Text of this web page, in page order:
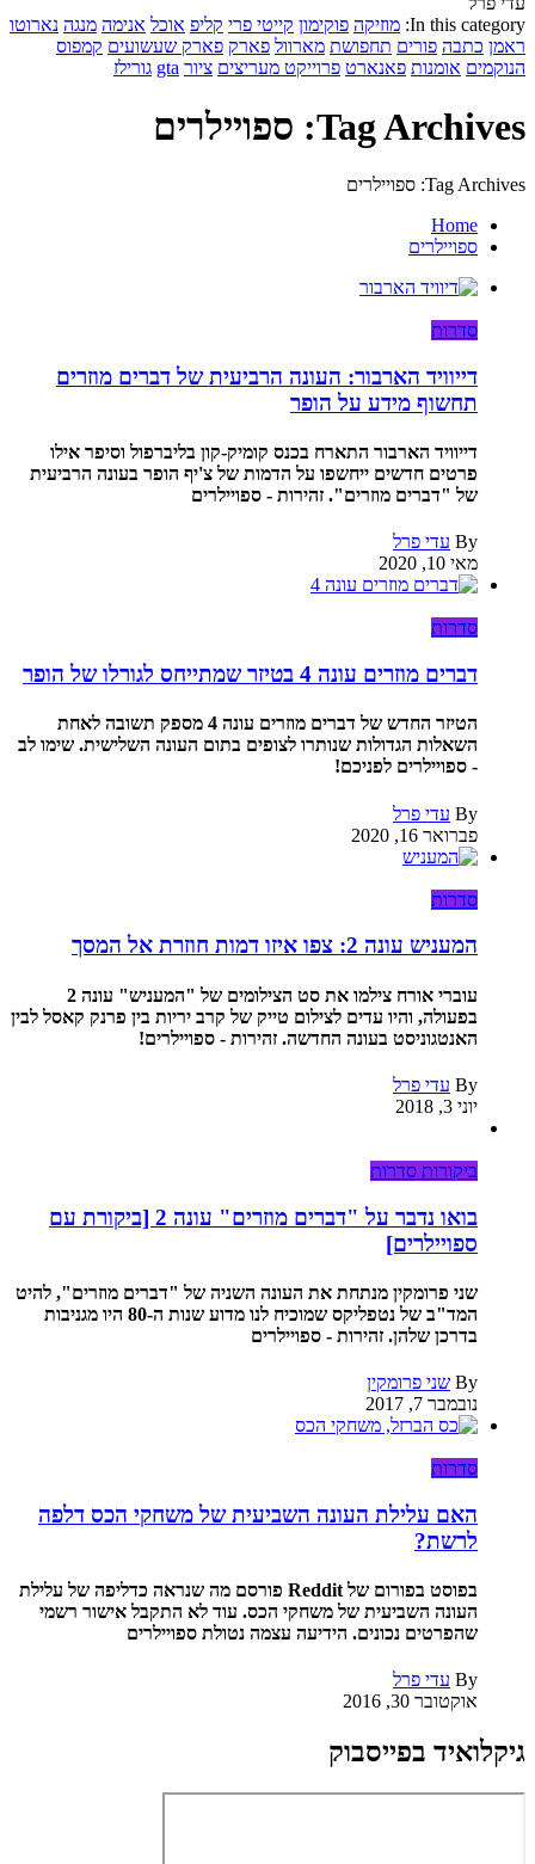
In this category: מוזיקה פוקימון קייטי פרי קליפ אוכל אנימה מנגה נארוטו
ראמן כתבה פורים תחפושת מארוול פארק פארק שעשועים קמפוס
הנוקמים אומנות פאנארט פרוייקט מעריצים ציור gta גורילז
Tag Archives: ספויילרים
Tag Archives: ספויילרים
Home
ספויילרים
סדרות
דייוויד הארבור: העונה הרביעית של דברים מוזרים
תחשוף מידע על הופר
דייוויד הארבור התארח בכנס קומיק-קון בליברפול וסיפר אילו
פרטים חדשים ייחשפו על הדמות של צ'יף הופר בעונה הרביעית
של "דברים מוזרים". זהירות - ספויילרים
By עדי פרל
מאי 10, 2020
סדרות
דברים מוזרים עונה 4 בטיזר שמתייחס לגורלו של הופר
הטיזר החדש של דברים מוזרים עונה 4 מספק תשובה לאחת
השאלות הגדולות שנותרו לצופים בתום העונה השלישית. שימו לב
- ספויילרים לפניכם!
By עדי פרל
פברואר 16, 2020
סדרות
המעניש עונה 2: צפו איזו דמות חוזרת אל המסך
עוברי אורח צילמו את סט הצילומים של "המעניש" עונה 2
בפעולה, והיו עדים לצילום טייק של קרב יריות בין פרנק קאסל לבין
האנטגוניסט בעונה החדשה. זהירות - ספויילרים!
By עדי פרל
יוני 3, 2018
ביקורות סדרות
בואו נדבר על "דברים מוזרים" עונה 2 [ביקורת עם
ספויילרים]
שני פרומקין מנתחת את העונה השניה של "דברים מוזרים", להיט
המד"ב של נטפליקס שמוכיח לנו מדוע שנות ה-80 היו מגניבות
בדרכן שלהן. זהירות - ספויילרים
By שני פרומקין
נובמבר 7, 2017
סדרות
האם עלילת העונה השביעית של משחקי הכס דלפה
לרשת?
בפוסט בפורום של Reddit פורסם מה שנראה כדליפה של עלילת
העונה השביעית של משחקי הכס. עוד לא התקבל אישור רשמי
שהפרטים נכונים. הידיעה עצמה נטולת ספויילרים
By עדי פרל
אוקטובר 30, 2016
גיקלואיד בפייסבוק